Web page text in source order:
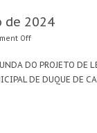
de 2024
Off
DO
DE DUQUE